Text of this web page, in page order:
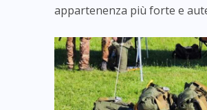
appartenenza più forte e